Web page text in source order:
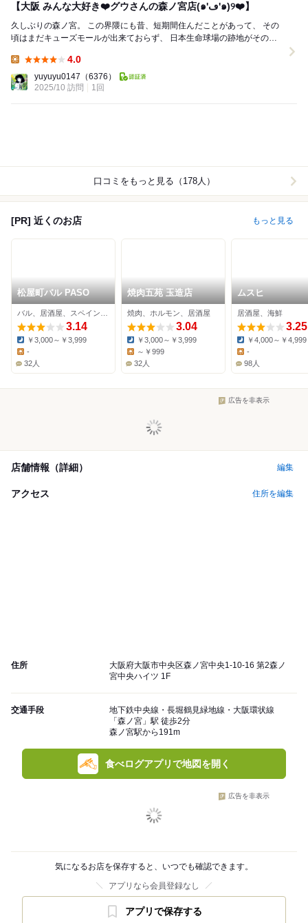
【大阪 みんな大好き❤️グウさんの森ノ宮店(๑'ڡ'๑)୨❤️】
久しぶりの森ノ宮。 この界隈にも昔、短期間住んだことがあって、 その
頃はまだキューズモールが出来ておらず、 日本生命球場の跡地がそのま
4.0
yuyuyu0147 （6376）
2025/10 訪問
1回
口コミをもっと見る（178人）
[PR] 近くのお店 もっと見る
松屋町バル PASO
3.14
Dinner:
￥3,000～￥3,999
Lunch:
-
32人
焼肉五苑 玉造店
焼肉、ホルモン、居酒屋
3.04
Dinner:
￥3,000～￥3,999
Lunch:
～￥999
32人
ムスヒ
居酒屋、海鮮
3.25
Dinner:
￥4,000～￥4,999
Lunch:
-
98人
広告を非表示
店舗情報（詳細） 編集
アクセス 住所を編集
住所
大阪府大阪市中央区森ノ宮中央1-10-16 第2森ノ
宮中央ハイツ 1F
交通手段
地下鉄中央線・長堀鶴見緑地線・大阪環状線
「森ノ宮」駅 徒歩2分
森ノ宮駅から191m
食べログアプリで地図を開く
広告を非表示
気になるお店を保存すると、いつでも確認できます。
アプリなら会員登録なし
アプリで保存する